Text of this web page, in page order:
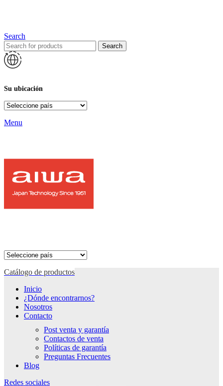
Search
Search
Su ubicación
Menu
Catálogo de productos
Inicio
¿Dónde encontrarnos?
Nosotros
Contacto
Post venta y garantía
Contactos de venta
Políticas de garantía
Preguntas Frecuentes
Blog
Redes sociales